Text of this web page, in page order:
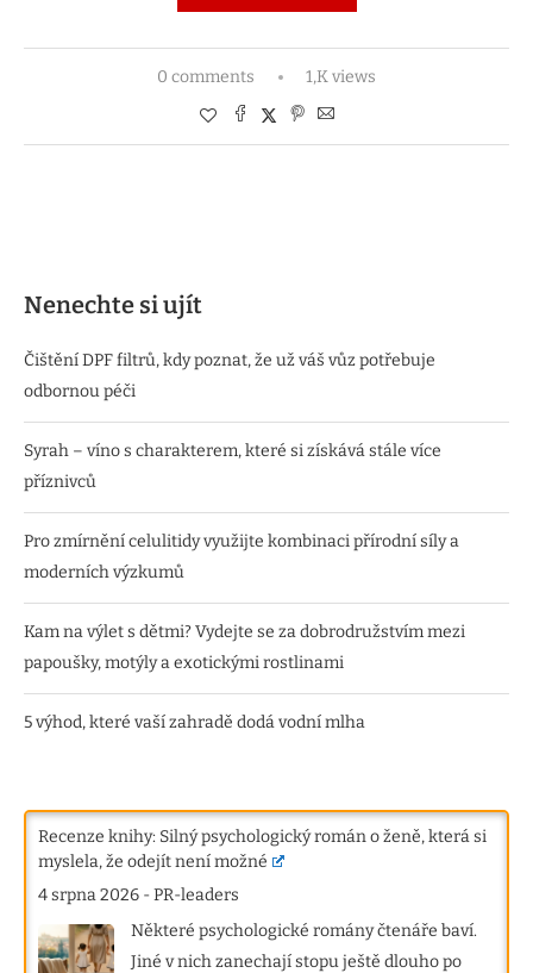
0 comments 1,K views
Nenechte si ujít
Čištění DPF filtrů, kdy poznat, že už váš vůz potřebuje
odbornou péči
Syrah – víno s charakterem, které si získává stále více
příznivců
Pro zmírnění celulitidy využijte kombinaci přírodní síly a
moderních výzkumů
Kam na výlet s dětmi? Vydejte se za dobrodružstvím mezi
papoušky, motýly a exotickými rostlinami
5 výhod, které vaší zahradě dodá vodní mlha
Recenze knihy: Silný psychologický román o ženě, která si
myslela, že odejít není možné
4 srpna 2026 -PR-leaders
Některé psychologické romány čtenáře baví.
Jiné v nich zanechají stopu ještě dlouho po